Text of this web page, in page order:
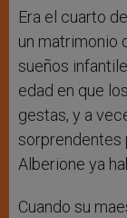
Era el cuarto
un matrimonio
sueños
edad en que
gestas, y a
sorprendentes
Alberione ya
Cuando su